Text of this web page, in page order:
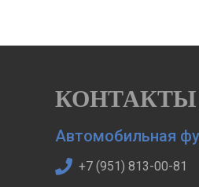
КОНТАКТЫ
Автомобильная
+7 (951) 813-00-81